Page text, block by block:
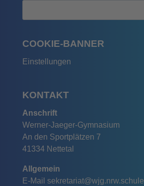
COOKIE-BANNER
Einstellungen
KONTAKT
Anschrift
Werner-Jaeger-Gymnasium
An den Sportplätzen 7
41334 Nettetal
Allgemein
E-Mail sekretariat@wjg.nrw.schule